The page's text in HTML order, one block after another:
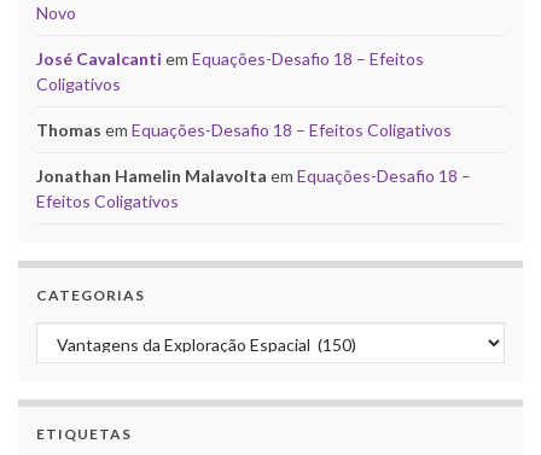
Novo
José Cavalcanti em Equações-Desafio 18 – Efeitos
Coligativos
Thomas em Equações-Desafio 18 – Efeitos Coligativos
Jonathan Hamelin Malavolta em Equações-Desafio 18 –
Efeitos Coligativos
CATEGORIAS
Categorias
ETIQUETAS